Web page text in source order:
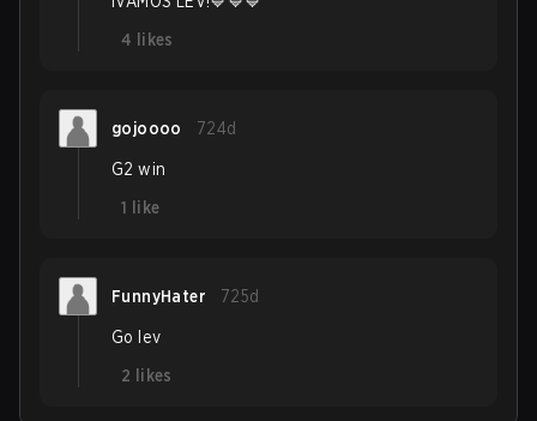
4
likes
gojoooo 724d
G2 win
1
like
FunnyHater 725d
Go lev
2
likes